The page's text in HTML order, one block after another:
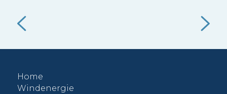
als die kostengünstigste neue fossile
Alternative.
Home
Windenergie